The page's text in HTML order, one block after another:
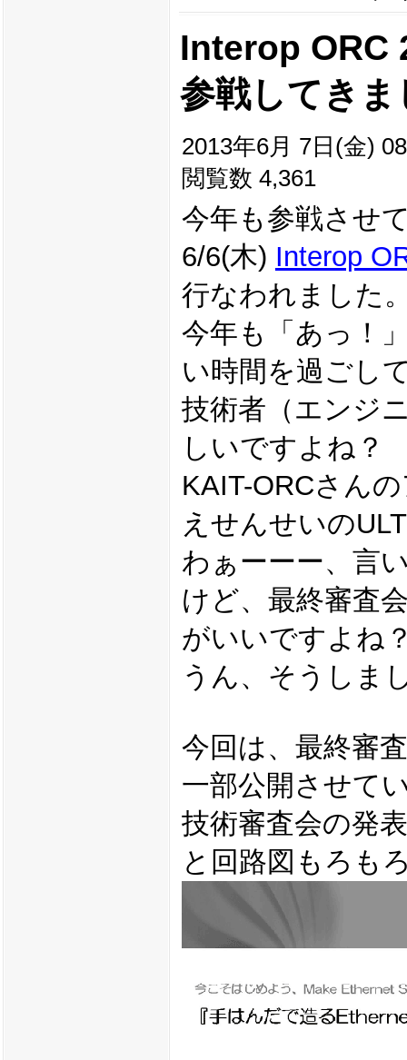
Interop ORC
参戦してきま
2013年6月 7日(金)
閲覧数 4,361
今年も参戦させ
6/6(木) Interop
行なわれました
今年も「あっ！
い時間を過ごし
技術者（エンジ
しいですよね？
KAIT-ORCさん
えせんせいの
わぁーーー、言
けど、最終審査
がいいですよね
うん、そうしま
今回は、最終審
一部公開させて
技術審査会の発
と回路図もろも